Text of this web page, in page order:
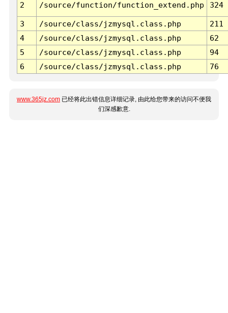
2 /source/function/function_extend.php 324
3 /source/class/jzmysql.class.php
211
4
/source/class/jzmysql.class.php
62
5
/source/class/jzmysql.class.php
94
6
/source/class/jzmysql.class.php 76
www.365jz.com 已经将此出错信息详细记录, 由此给您带来的访问不便我
们深感歉意.